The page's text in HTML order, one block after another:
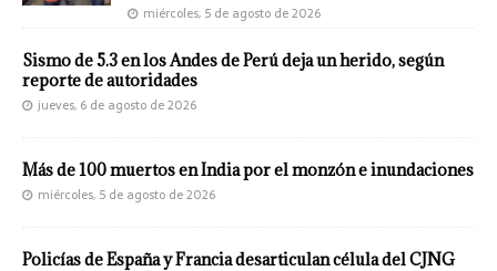
miércoles, 5 de agosto de 2026
Sismo de 5.3 en los Andes de Perú deja un herido, según
reporte de autoridades
jueves, 6 de agosto de 2026
Más de 100 muertos en India por el monzón e inundaciones
miércoles, 5 de agosto de 2026
Policías de España y Francia desarticulan célula del CJNG